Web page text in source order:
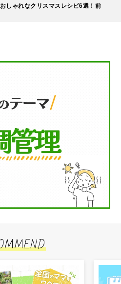
しゃれなクリスマスレシピ6選！前